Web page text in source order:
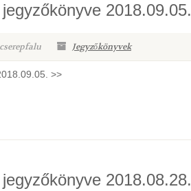
2018.09.05.
Jegyzőkönyvek
>>
2018.08.28.